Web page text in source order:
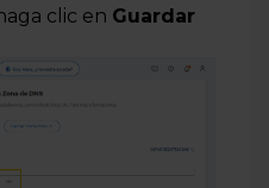
clic en Guardar